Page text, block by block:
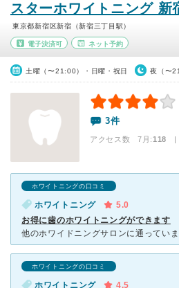
スターホワイトニング 新
東京都新宿区新宿（新宿三丁目駅）
電子決済可 ネット予約
土曜（〜21:00）・日曜・祝日 夜（〜
3件
アクセス数 7月:118 |
ホワイトニングの口コミ
ホワイトニング
5.0
お得に歯のホワイトニングができます
ホワイトニングの口コミ
ホワイトニング 4.5